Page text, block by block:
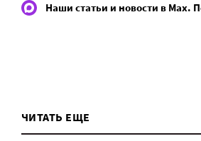
Наши статьи и новости в Max.
ЧИТАТЬ ЕЩЕ